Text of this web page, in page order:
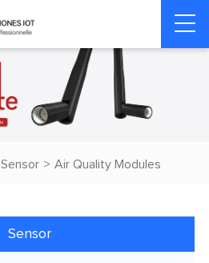
Sensor > Air Quality Modules
Sensor